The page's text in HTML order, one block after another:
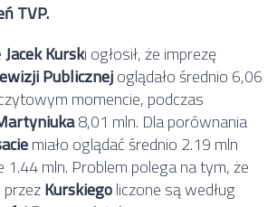
TVP.
Jacek Kurski ogłosił, że imprezę
Publicznejoglądało średnio 6,06
momencie, podczas
8,01 mln. Dla porównania
miało oglądać średnio 2.19 mln
1.44 mln. Problem polega na tym, że
Kurskiegoliczone są według